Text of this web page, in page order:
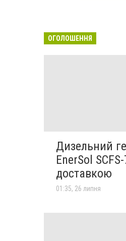
ОГОЛОШЕННЯ
Дизельний
EnerSol
доставкою
01:35, 26 липня